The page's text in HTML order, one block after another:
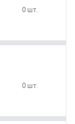
0 шт.
0 шт.